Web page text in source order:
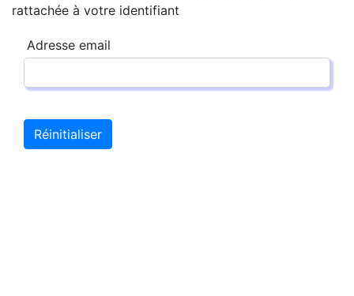
rattachée à votre identifiant
Adresse email